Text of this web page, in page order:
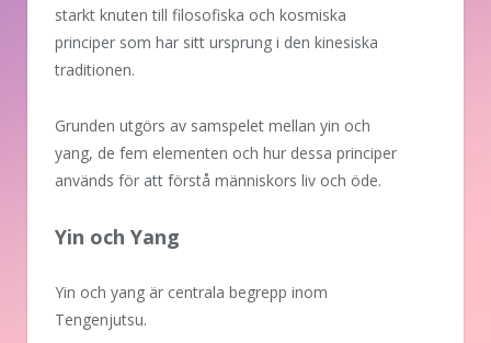
starkt knuten till filosofiska och kosmiska
principer som har sitt ursprung i den kinesiska
traditionen.
Grunden utgörs av samspelet mellan yin och
yang, de fem elementen och hur dessa principer
används för att förstå människors liv och öde.
Yin och Yang
Yin och yang är centrala begrepp inom
Tengenjutsu.